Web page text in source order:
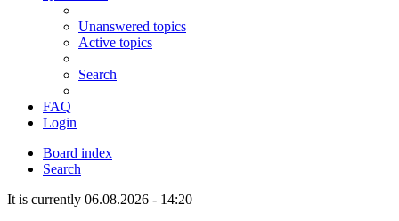
Unanswered topics
Active topics
Search
FAQ
Login
Board index
Search
It is currently 06.08.2026 - 14:20